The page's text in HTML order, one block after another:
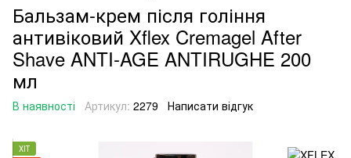
Бальзам-крем після гоління
антивіковий Xflex Cremagel After
Shave ANTI-AGE ANTIRUGHE 200
мл
В наявності Артикул: 2279 Написати відгук
ХІТ